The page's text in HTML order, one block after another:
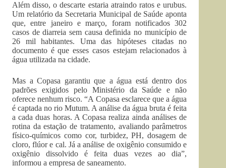
Além disso, o descarte estaria atraindo ratos e urubus.
Um relatório da Secretaria Municipal de Saúde aponta
que, entre janeiro e março, foram notificados 302
casos de diarreia sem causa definida no município de
26 mil habitantes. Uma das hipóteses citadas no
documento é que esses casos estejam relacionados à
água utilizada na cidade.
Mas a Copasa garantiu que a água está dentro dos
padrões exigidos pelo Ministério da Saúde e não
oferece nenhum risco. “A Copasa esclarece que a água
é captada no rio Mutum. A análise da água bruta é feita
a cada duas horas. A Copasa realiza ainda análises de
rotina da estação de tratamento, avaliando parâmetros
físico-químicos como cor, turbidez, PH, dosagem de
cloro, flúor e cal. Já a análise de oxigênio consumido e
oxigênio dissolvido é feita duas vezes ao dia”,
informou a empresa de saneamento.